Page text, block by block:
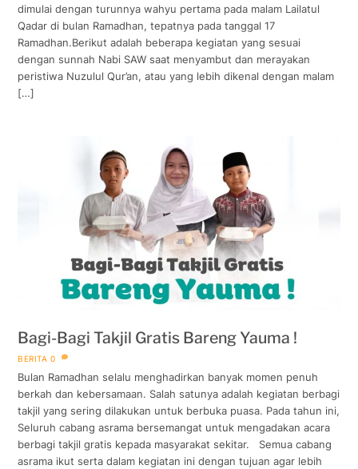
dimulai dengan turunnya wahyu pertama pada malam Lailatul
Qadar di bulan Ramadhan, tepatnya pada tanggal 17
Ramadhan.Berikut adalah beberapa kegiatan yang sesuai
dengan sunnah Nabi SAW saat menyambut dan merayakan
peristiwa Nuzulul Qur’an, atau yang lebih dikenal dengan malam
[…]
Bagi-Bagi Takjil Gratis Bareng Yauma !
BERITA 0
Bulan Ramadhan selalu menghadirkan banyak momen penuh
berkah dan kebersamaan. Salah satunya adalah kegiatan berbagi
takjil yang sering dilakukan untuk berbuka puasa. Pada tahun ini,
Seluruh cabang asrama bersemangat untuk mengadakan acara
berbagi takjil gratis kepada masyarakat sekitar. Semua cabang
asrama ikut serta dalam kegiatan ini dengan tujuan agar lebih